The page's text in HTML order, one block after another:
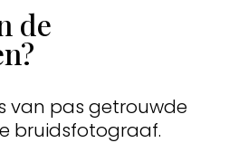
de
van pas getrouwde
bruidsfotograaf.